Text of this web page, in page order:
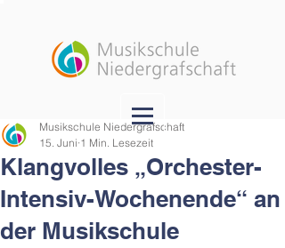
Klangvolles „Orchester-
Intensiv-Wochenende“ an
der Musikschule
Musikschule Niedergrafschaft
15. Juni 1 Min. Lesezeit